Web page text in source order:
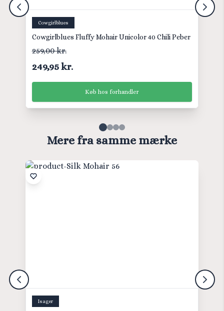
Cowgirlblues
Cowgirlblues Fluffy Mohair Unicolor 40 Chili Peber
259,00 kr.
249,95 kr.
Køb hos forhandler
Mere fra samme mærke
Isager